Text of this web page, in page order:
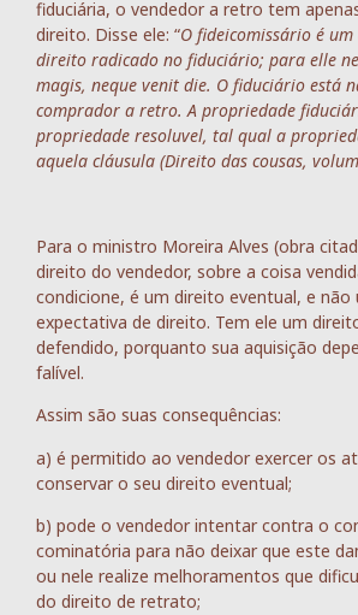
fiduciária, o vendedor a retro tem
direito. Disse ele: “O fideicomissário é
direito radicado no fiduciário; para elle
magis, neque venit die. O fiduciário está
comprador a retro. A propriedade
propriedade resoluvel, tal qual a
aquela cláusula (Direito das cousas,
Para o ministro Moreira Alves (obra
direito do vendedor, sobre a coisa
condicione, é um direito eventual, e não
expectativa de direito. Tem ele um
defendido, porquanto sua aquisição
falível.
Assim são suas consequências:
a) é permitido ao vendedor exercer os
conservar o seu direito eventual;
b) pode o vendedor intentar contra o
cominatória para não deixar que este
ou nele realize melhoramentos que
do direito de retrato;